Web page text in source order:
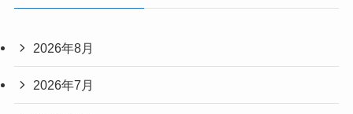
2026年8月
2026年7月